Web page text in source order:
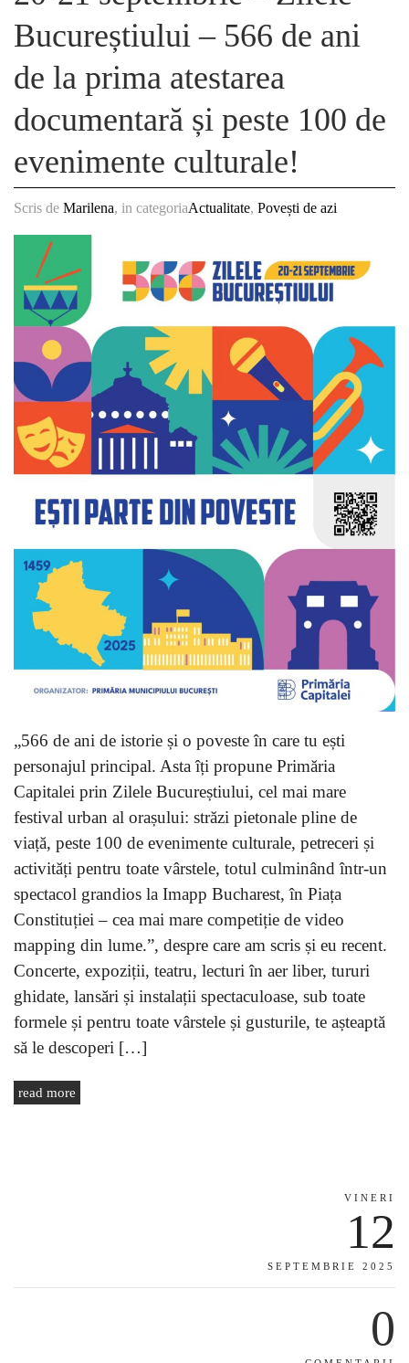
Bucureștiului – 566 de ani
de la prima atestarea
documentară și peste 100 de
evenimente culturale!
Scris de Marilena, in categoriaActualitate, Povești de azi
„566 de ani de istorie și o poveste în care tu ești
personajul principal. Asta îți propune Primăria
Capitalei prin Zilele Bucureștiului, cel mai mare
festival urban al orașului: străzi pietonale pline de
viață, peste 100 de evenimente culturale, petreceri și
activități pentru toate vârstele, totul culminând într-un
spectacol grandios la Imapp Bucharest, în Piața
Constituției – cea mai mare competiție de video
mapping din lume.”, despre care am scris și eu recent.
Concerte, expoziții, teatru, lecturi în aer liber, tururi
ghidate, lansări și instalații spectaculoase, sub toate
formele și pentru toate vârstele și gusturile, te așteaptă
să le descoperi […]
read more
VINERI
12
SEPTEMBRIE 2025
0